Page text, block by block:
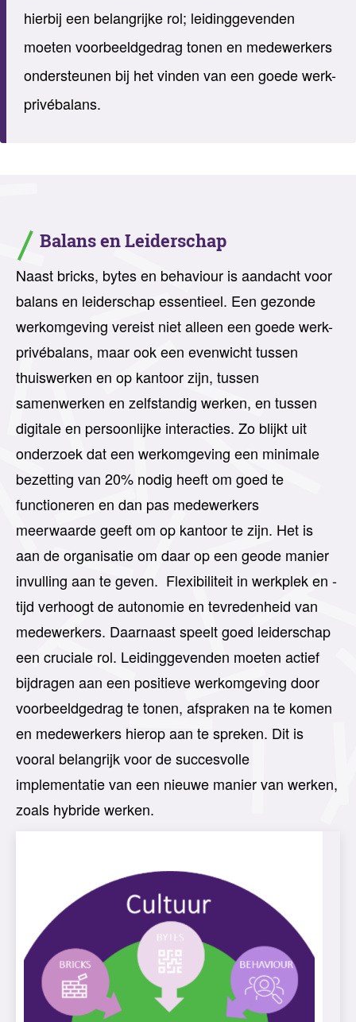
hierbij een belangrijke rol; leidinggevenden
moeten voorbeeldgedrag tonen en medewerkers
ondersteunen bij het vinden van een goede werk-
privébalans.
Balans en Leiderschap
Naast bricks, bytes en behaviour is aandacht voor
balans en leiderschap essentieel. Een gezonde
werkomgeving vereist niet alleen een goede werk-
privébalans, maar ook een evenwicht tussen
thuiswerken en op kantoor zijn, tussen
samenwerken en zelfstandig werken, en tussen
digitale en persoonlijke interacties. Zo blijkt uit
onderzoek dat een werkomgeving een minimale
bezetting van 20% nodig heeft om goed te
functioneren en dan pas medewerkers
meerwaardegeeftom op kantoor te zijn. Het is
aan de organisatie om daarop een geode manier
invulling aan te geven. Flexibiliteit in werkplek en -
tijd verhoogt de autonomie en tevredenheid van
medewerkers. Daarnaast speelt goed leiderschap
een cruciale rol. Leidinggevenden moeten actief
bijdragen aan een positieve werkomgeving door
voorbeeldgedrag te tonen, afspraken na te komen
en medewerkers hierop aan te spreken. Dit is
vooral belangrijk voor de succesvolle
implementatie van een nieuwe manier van werken,
zoals hybride werken.